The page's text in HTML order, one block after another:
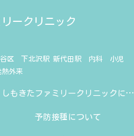
ークリニック
谷区 下北沢駅 新代田駅 内科 小児
外来
しもきたファミリークリニックにようこそ
予防接種について